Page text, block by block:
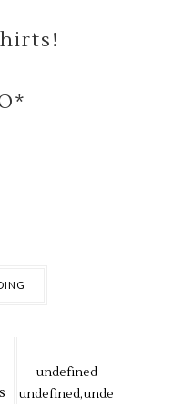
undefined
undefined,unde